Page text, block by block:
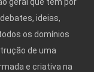
ideias,
os domínios
de uma
e criativa na